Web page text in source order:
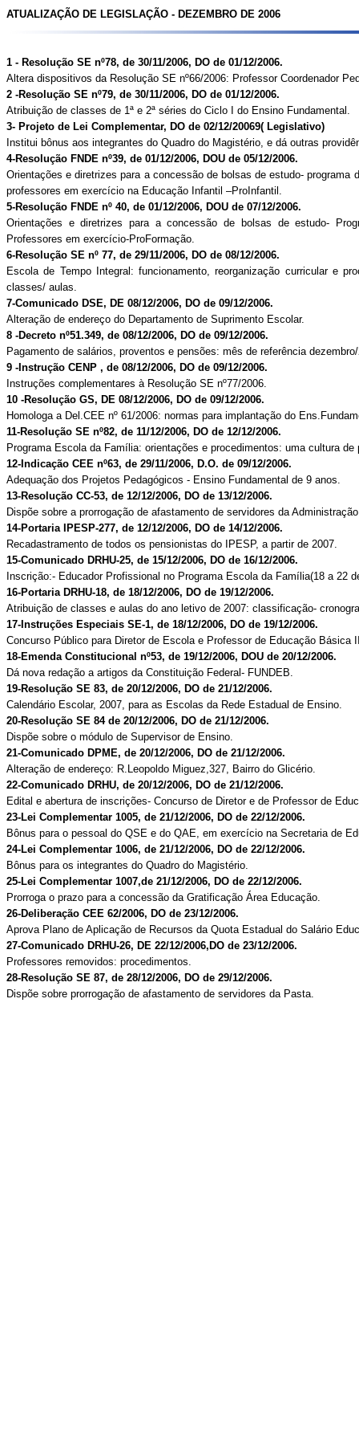
ATUALIZAÇÃO DE LEGISLAÇÃO - DEZEMBRO DE 2006
1 - Resolução SE nº78, de 30/11/2006, DO de 01/12/2006.
Altera dispositivos da Resolução SE nº66/2006: Professor Coordenador
2 -Resolução SE nº79, de 30/11/2006, DO de 01/12/2006.
Atribuição de classes de 1ª e 2ª séries do Ciclo I do Ensino Fundamental.
3- Projeto de Lei Complementar, DO de 02/12/20069( Legislativo)
Institui bônus aos integrantes do Quadro do Magistério, e dá outras
4-Resolução FNDE nº39, de 01/12/2006, DOU de 05/12/2006.
Orientações e diretrizes para a concessão de bolsas de estudo- programa
professores em exercício na Educação Infantil –ProInfantil.
5-Resolução FNDE nº 40, de 01/12/2006, DOU de 07/12/2006.
Orientações e diretrizes para a concessão de bolsas de estudo-
Professores em exercício-ProFormação.
6-Resolução SE nº 77, de 29/11/2006, DO de 08/12/2006.
Escola de Tempo Integral: funcionamento, reorganização curricular e
classes/ aulas.
7-Comunicado DSE, DE 08/12/2006, DO de 09/12/2006.
Alteração de endereço do Departamento de Suprimento Escolar.
8 -Decreto nº51.349, de 08/12/2006, DO de 09/12/2006.
Pagamento de salários, proventos e pensões: mês de referência
9 -Instrução CENP , de 08/12/2006, DO de 09/12/2006.
Instruções complementares à Resolução SE nº77/2006.
10 -Resolução GS, DE 08/12/2006, DO de 09/12/2006.
Homologa a Del.CEE nº 61/2006: normas para implantação do
11-Resolução SE nº82, de 11/12/2006, DO de 12/12/2006.
Programa Escola da Família: orientações e procedimentos: uma cultura de
12-Indicação CEE nº63, de 29/11/2006, D.O. de 09/12/2006.
Adequação dos Projetos Pedagógicos - Ensino Fundamental de 9 anos.
13-Resolução CC-53, de 12/12/2006, DO de 13/12/2006.
Dispõe sobre a prorrogação de afastamento de servidores da
14-Portaria IPESP-277, de 12/12/2006, DO de 14/12/2006.
Recadastramento de todos os pensionistas do IPESP, a partir de 2007.
15-Comunicado DRHU-25, de 15/12/2006, DO de 16/12/2006.
Inscrição:- Educador Profissional no Programa Escola da Família(18 a 22
16-Portaria DRHU-18, de 18/12/2006, DO de 19/12/2006.
Atribuição de classes e aulas do ano letivo de 2007: classificação-
17-Instruções Especiais SE-1, de 18/12/2006, DO de 19/12/2006.
Concurso Público para Diretor de Escola e Professor de Educação Básica
18-Emenda Constitucional nº53, de 19/12/2006, DOU de 20/12/2006.
Dá nova redação a artigos da Constituição Federal- FUNDEB.
19-Resolução SE 83, de 20/12/2006, DO de 21/12/2006.
Calendário Escolar, 2007, para as Escolas da Rede Estadual de Ensino.
20-Resolução SE 84 de 20/12/2006, DO de 21/12/2006.
Dispõe sobre o módulo de Supervisor de Ensino.
21-Comunicado DPME, de 20/12/2006, DO de 21/12/2006.
Alteração de endereço: R.Leopoldo Miguez,327, Bairro do Glicério.
22-Comunicado DRHU, de 20/12/2006, DO de 21/12/2006.
Edital e abertura de inscrições- Concurso de Diretor e de Professor de
23-Lei Complementar 1005, de 21/12/2006, DO de 22/12/2006.
Bônus para o pessoal do QSE e do QAE, em exercício na Secretaria de
24-Lei Complementar 1006, de 21/12/2006, DO de 22/12/2006.
Bônus para os integrantes do Quadro do Magistério.
25-Lei Complementar 1007,de 21/12/2006, DO de 22/12/2006.
Prorroga o prazo para a concessão da Gratificação Área Educação.
26-Deliberação CEE 62/2006, DO de 23/12/2006.
Aprova Plano de Aplicação de Recursos da Quota Estadual do Salário
27-Comunicado DRHU-26, DE 22/12/2006,DO de 23/12/2006.
Professores removidos: procedimentos.
28-Resolução SE 87, de 28/12/2006, DO de 29/12/2006.
Dispõe sobre prorrogação de afastamento de servidores da Pasta.